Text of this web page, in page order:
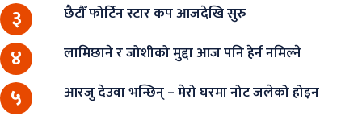
३ छैटौँ फोर्टिन स्टार कप आजदेखि सुरु
४ लामिछाने र जोशीको मुद्दा आज पनि हेर्न नमिल्ने
५ आरजु देउवा भन्छिन् – मेरो घरमा नोट जलेको होइन